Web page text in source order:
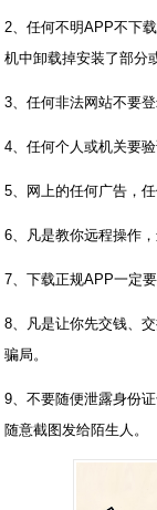
2、任何不明APP不下
机中卸载掉安装了部分
3、任何非法网站不要登
4、任何个人或机关要
5、网上的任何广告，
6、凡是教你远程操作
7、下载正规APP一定
8、凡是让你先交钱、
骗局。
9、不要随便泄露身份
随意截图发给陌生人。